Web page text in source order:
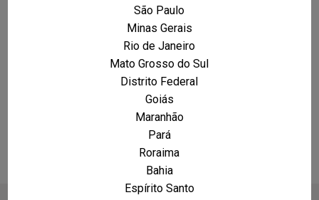
São Paulo
Minas Gerais
Rio de Janeiro
Mato Grosso do Sul
Distrito Federal
Goiás
Maranhão
Pará
Roraima
Bahia
Espírito Santo
Não foram encontrados resultados
para a sua pesquisa: Excel GS
REALIZE UMA NOVA PESQUISA E TENTE ENCONTRAR O VEÍCULO QUE VOCÊ